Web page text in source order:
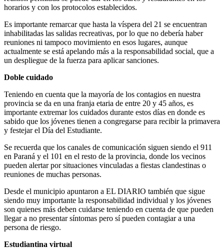
horarios y con los protocolos establecidos.
Es importante remarcar que hasta la víspera del 21 se encuentran
inhabilitadas las salidas recreativas, por lo que no debería haber
reuniones ni tampoco movimiento en esos lugares, aunque
actualmente se está apelando más a la responsabilidad social, que a
un despliegue de la fuerza para aplicar sanciones.
Doble cuidado
Teniendo en cuenta que la mayoría de los contagios en nuestra
provincia se da en una franja etaria de entre 20 y 45 años, es
importante extremar los cuidados durante estos días en donde es
sabido que los jóvenes tienen a congregarse para recibir la primavera
y festejar el Día del Estudiante.
Se recuerda que los canales de comunicación siguen siendo el 911
en Paraná y el 101 en el resto de la provincia, donde los vecinos
pueden alertar por situaciones vinculadas a fiestas clandestinas o
reuniones de muchas personas.
Desde el municipio apuntaron a EL DIARIO también que sigue
siendo muy importante la responsabilidad individual y los jóvenes
son quienes más deben cuidarse teniendo en cuenta de que pueden
llegar a no presentar síntomas pero sí pueden contagiar a una
persona de riesgo.
Estudiantina virtual